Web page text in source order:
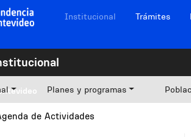
Navegación sitios
Institucional Trámites
Planes y programas
de Actividades